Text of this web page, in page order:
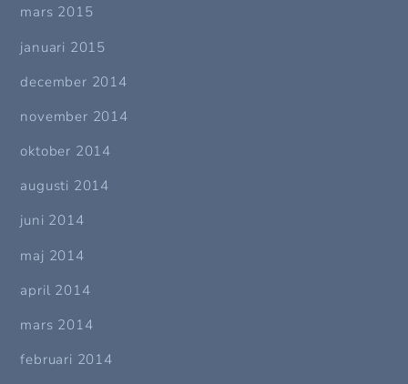
mars 2015
januari 2015
december 2014
november 2014
oktober 2014
augusti 2014
juni 2014
maj 2014
april 2014
mars 2014
februari 2014